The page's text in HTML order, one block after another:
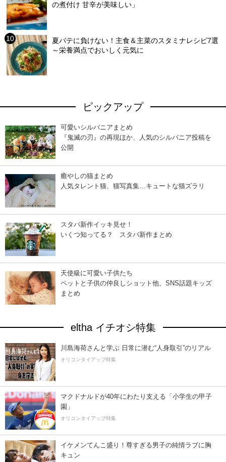
の煮付け 甘辛が美味しい」
夏バテに負けない！主食＆主菜のスタミナレシピ7選
～栄養満点でおいしく元気に
ピックアップ
可愛いシルバニアまとめ
『鬼滅の刃』の再現ほか、人気のシルバニア投稿を
公開
癒やしの猫まとめ
人気タレント猫、猫写真集…キュートな猫ズラリ
スタバ新作イッキ見せ！
いくつ知ってる？ スタバ新作まとめ
天使級に可愛い子供たち
ペットと子供の仲良しショット他、SNS話題キッズ
まとめ
eltha イチオシ特集
川島海荷さんと学ぶ 日常に潜む“人身取引”のリアル
オリコンタイアップ特集
マクドナルドが40年にわたり支える「小学生の甲子
園」
オリコンタイアップ特集
イケメンてんこ盛り！尊すぎる男子の純情ラブに胸
キュン